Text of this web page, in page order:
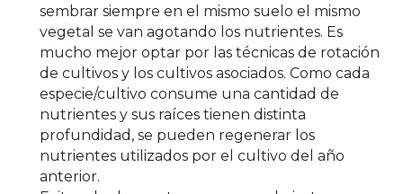
sembrar siempre en el mismo suelo el mismo
vegetal se van agotando los nutrientes. Es
mucho mejor optar por las técnicas de rotación
de cultivos y los cultivos asociados. Como cada
especie/cultivo consume una cantidad de
nutrientes y sus raíces tienen distinta
profundidad, se pueden regenerar los
nutrientes utilizados por el cultivo del año
anterior.